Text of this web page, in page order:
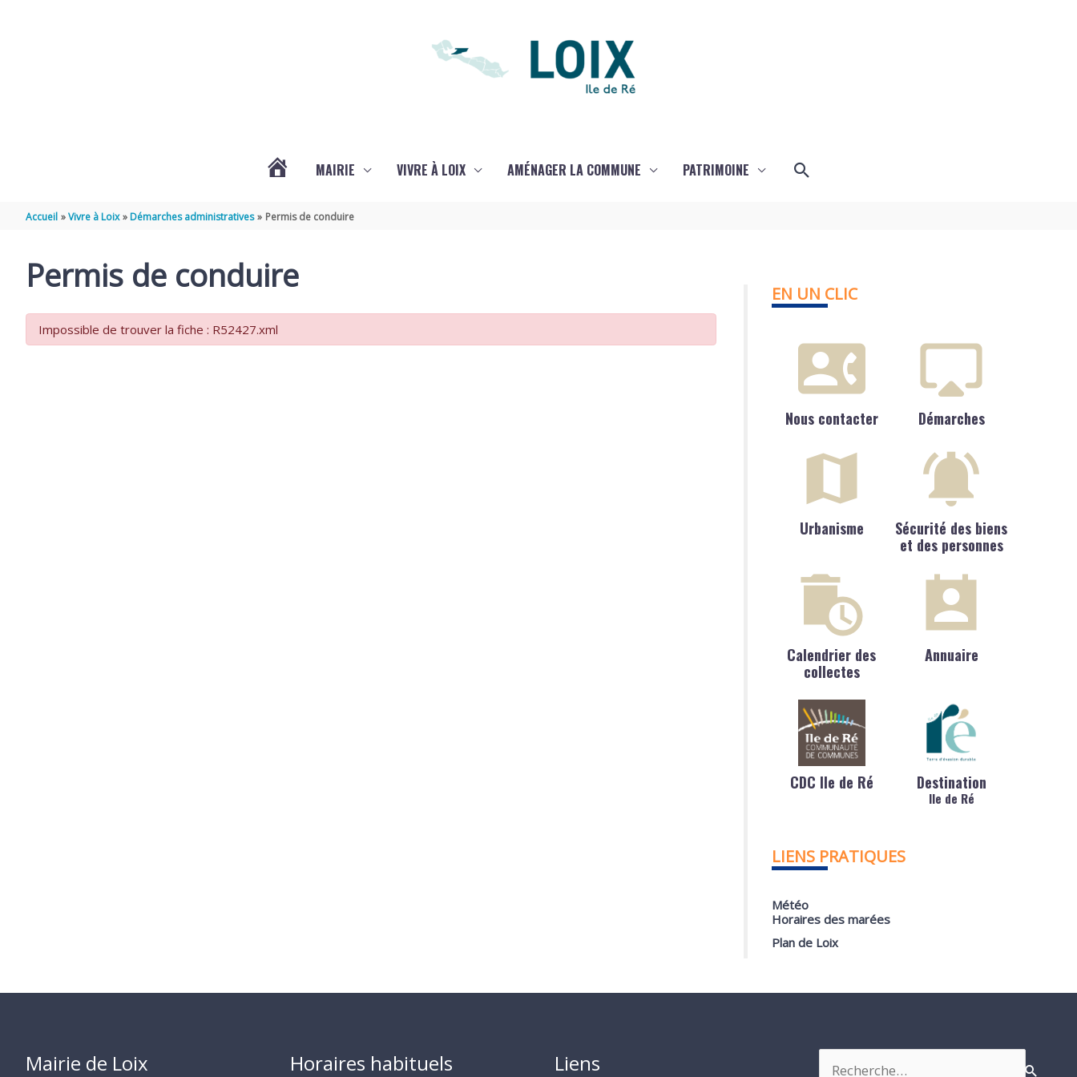
MAIRIE VIVRE À LOIX AMÉNAGER LA COMMUNE PATRIMOINE Rechercher
Accueil Vivre à Loix Démarches administratives Permis de conduire
Permis de conduire
Impossible de trouver la fiche : R52427.xml
EN UN CLIC
Nous contacter Démarches
Urbanisme
Sécurité des biens
et des personnes
Calendrier des
collectes
Annuaire
CDC Ile de Ré Destination
Ile de Ré
LIENS PRATIQUES
Météo
Horaires des marées
Plan de Loix
Mairie de Loix Horaires habituels Liens